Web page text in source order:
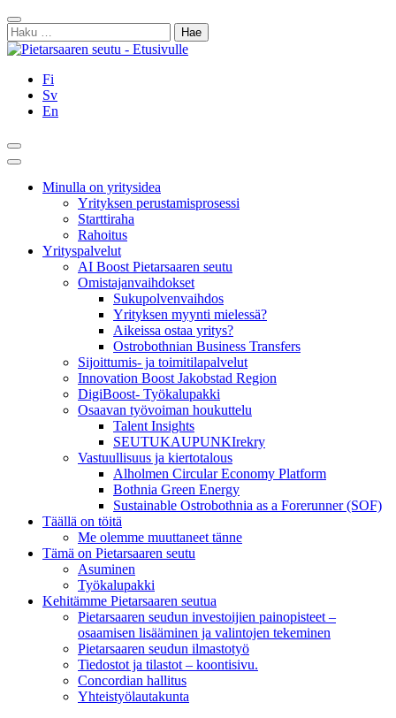
Siirry
sisältöön
Sulje
Haku:
Fi
Sv
En
Hae
Päävalikko
Minulla on yritysidea
Yrityksen perustamisprosessi
Starttiraha
Rahoitus
Yrityspalvelut
AI Boost Pietarsaaren seutu
Omistajanvaihdokset
Sukupolvenvaihdos
Yrityksen myynti mielessä?
Aikeissa ostaa yritys?
Ostrobothnian Business Transfers
Sijoittumis- ja toimitilapalvelut
Innovation Boost Jakobstad Region
DigiBoost- Työkalupakki
Osaavan työvoiman houkuttelu
Talent Insights
SEUTUKAUPUNKIrekry
Vastuullisuus ja kiertotalous
Alholmen Circular Economy Platform
Bothnia Green Energy
Sustainable Ostrobothnia as a Forerunner (SOF)
Täällä on töitä
Me olemme muuttaneet tänne
Tämä on Pietarsaaren seutu
Asuminen
Työkalupakki
Kehitämme Pietarsaaren seutua
Pietarsaaren seudun investoijien painopisteet –
osaamisen lisääminen ja valintojen tekeminen
Pietarsaaren seudun ilmastotyö
Tiedostot ja tilastot – koontisivu.
Concordian hallitus
Yhteistyölautakunta